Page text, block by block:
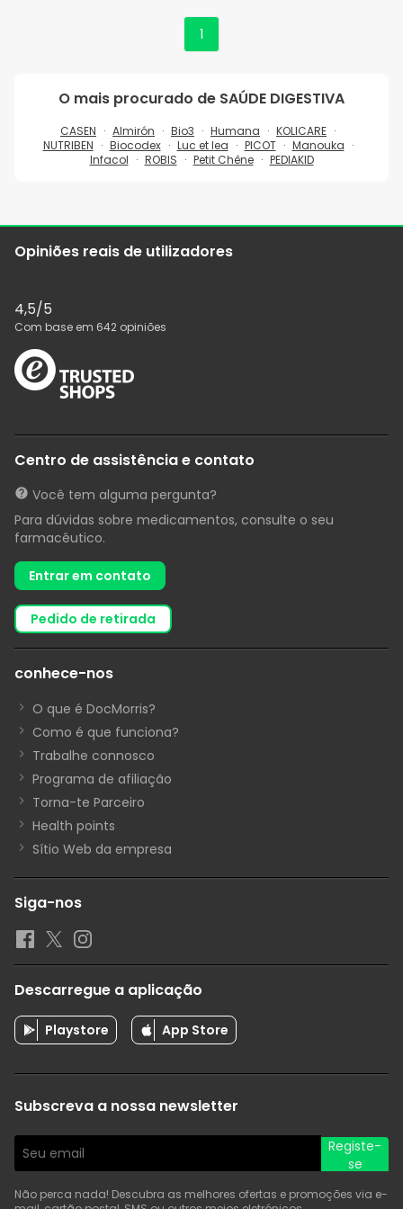
1
O mais procurado de SAÚDE DIGESTIVA
CASEN Almirón Bio3 Humana
KOLICARE
NUTRIBEN
Biocodex Luc et lea PICOT
Manouka
Infacol
ROBIS Petit Chêne PEDIAKID
Opiniões reais de utilizadores
4,5/5
Com base em 642 opiniões
Centro de assistência e contato
Você tem alguma pergunta?
Para dúvidas sobre medicamentos, consulte o seu
farmacêutico.
Entrar em contato
pedido de retirada
conhece-nos
O que é DocMorris?
Como é que funciona?
Trabalhe connosco
Programa de afiliação
Torna-te Parceiro
Health points
Sítio Web da empresa
Siga-nos
Descarregue a aplicação
Playstore App Store
Subscreva a nossa newsletter
Registe-
se
Não perca nada! Descubra as melhores ofertas e promoções via e-